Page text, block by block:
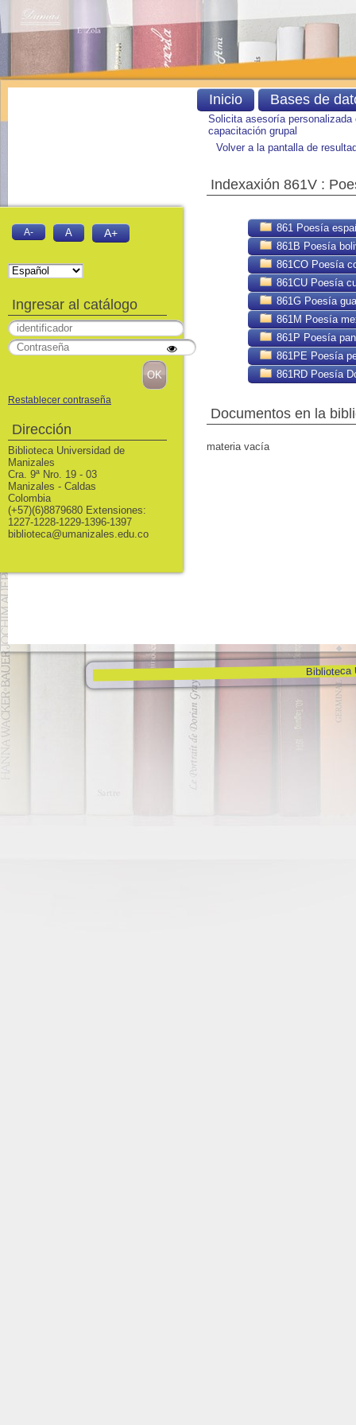
Solicita asesoría personalizada
capacitación grupal
Volver a la pantalla de
Indexaxión 861V :
861 Poesía
861B Poesía
861CO Poesía
861CU Poesía
861G Poesía
861M Poesía
861P Poesía
861PE Poesía
861RD Poesía
Documentos en la
materia vacía
Biblioteca
Inicio Bases de
A- A A+
Ingresar al catálogo
Restablecer contraseña
Dirección
Biblioteca Universidad de
Manizales
Cra. 9ª Nro. 19 - 03
Manizales - Caldas
Colombia
(+57)(6)8879680 Extensiones:
1227-1228-1229-1396-1397
biblioteca@umanizales.edu.co